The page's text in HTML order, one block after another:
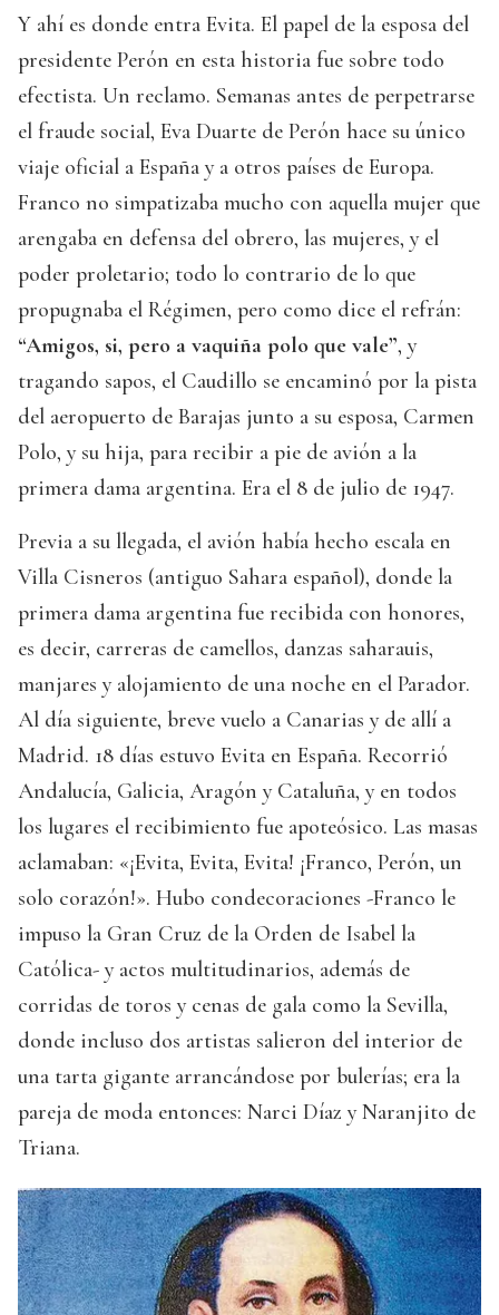
Y ahí es donde entra Evita. El papel de la esposa del
presidente Perón en esta historia fue sobre todo
efectista. Un reclamo. Semanas antes de perpetrarse
el fraude social, Eva Duarte de Perón hace su único
viaje oficial a España y a otros países de Europa.
Franco no simpatizaba mucho con aquella mujer que
arengaba en defensa del obrero, las mujeres, y el
poder proletario; todo lo contrario de lo que
propugnaba el Régimen, pero como dice el refrán:
“Amigos, si, pero a vaquiña polo que vale”, y
tragando sapos, el Caudillo se encaminó por la pista
del aeropuerto de Barajas junto a su esposa, Carmen
Polo, y su hija, para recibir a pie de avión a la
primera dama argentina. Era el 8 de julio de 1947.
Previa a su llegada, el avión había hecho escala en
Villa Cisneros (antiguo Sahara español), donde la
primera dama argentina fue recibida con honores,
es decir, carreras de camellos, danzas saharauis,
manjares y alojamiento de una noche en el Parador.
Al día siguiente, breve vuelo a Canarias y de allí a
Madrid. 18 días estuvo Evita en España. Recorrió
Andalucía, Galicia, Aragón y Cataluña, y en todos
los lugares el recibimiento fue apoteósico. Las masas
aclamaban: «¡Evita, Evita, Evita! ¡Franco, Perón, un
solo corazón!». Hubo condecoraciones -Franco le
impuso la Gran Cruz de la Orden de Isabel la
Católica- y actos multitudinarios, además de
corridas de toros y cenas de gala como la Sevilla,
donde incluso dos artistas salieron del interior de
una tarta gigante arrancándose por bulerías; era la
pareja de moda entonces: Narci Díaz y Naranjito de
Triana.